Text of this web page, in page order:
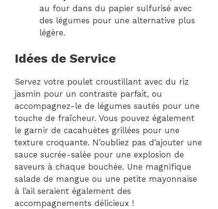
au four dans du papier sulfurisé avec
des légumes pour une alternative plus
légère.
Idées de Service
Servez votre poulet croustillant avec du riz
jasmin pour un contraste parfait, ou
accompagnez-le de légumes sautés pour une
touche de fraîcheur. Vous pouvez également
le garnir de cacahuètes grillées pour une
texture croquante. N’oubliez pas d’ajouter une
sauce sucrée-salée pour une explosion de
saveurs à chaque bouchée. Une magnifique
salade de mangue ou une petite mayonnaise
à l’ail seraient également des
accompagnements délicieux !